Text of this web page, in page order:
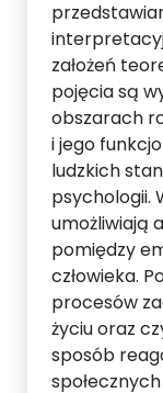
założeń
pojęcia są
obszarach
i jego
ludzkich
psychologii.
umożliwiają
pomiędzy
człowieka.
procesów
życiu oraz
sposób